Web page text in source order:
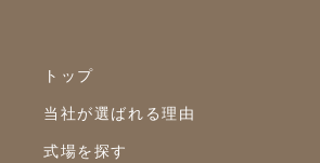
2024年2月
2024年1月
2023年12月
トップ
当社が選ばれる理由
式場を探す